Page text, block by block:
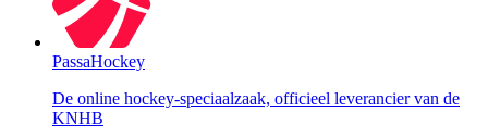
PassaHockey
De online hockey-speciaalzaak, officieel leverancier van de
KNHB